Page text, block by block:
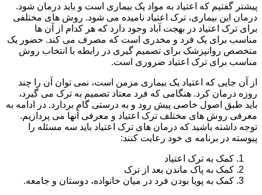
پیشتر گفتیم که اعتیاد به مواد یک بیماری است و باید درمان شود.
درمان این بیماری، ترک اعتیاد نامیده می شود. روش های مختلفی
برای ترک اعتیاد در بهجت آباد وجود دارد که هر کدام از آن ها
مناسب برای یک فرد و مخدری است که مصرف می کند. حضور یک
متخصص روانپزشک برای تصمیم گیری در رابطه با انتخاب روش
مناسب برای ترک اعتیاد ضروری است.
از آن جایی که اعتیاد یک بیماری مزمن است، نمی توان آن را چند
روزه درمان کرد. هنگامی که فرد معتاد تصمیم به ترک می گیرد،
باید طبق اصول خاصی پیش رود و به درستی گام بردارد. در ادامه به
معرفی روش های مختلف ترک اعتیاد و معرفی آنها می پردازیم.
توجه داشته باشید که درمان های ترک اعتیاد باید سه مسئله را
پیوسته در برنامه ی خود رعایت کنند:
کمک به ترک اعتیاد
کمک به پاک ماندن بعد از ترک
کمک به پویا بودن فرد در میان خانواده، دوستان و جامعه.